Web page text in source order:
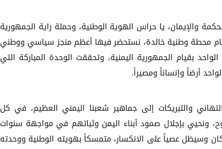
والإيمان، يا حراس الهوية الوطنية، وحملة راية الجمهورية
محطة وطنية خالدة، نستحضر فيها أعظم منجز سياسي ووطني
بقيام الجمهورية اليمنية، وتحققت الوحدة المباركة التي
أرضاً وإنساناً ومصيراً.
والتبريكات إلى جماهير شعبنا اليمني العظيم، في كل
ونحيي بإجلال صمود أبناء اليمن وثباتهم في مواجهة سنوات
وسيظل عصياً على الانكسار، متمسكاً بهويته الوطنية ووحدته